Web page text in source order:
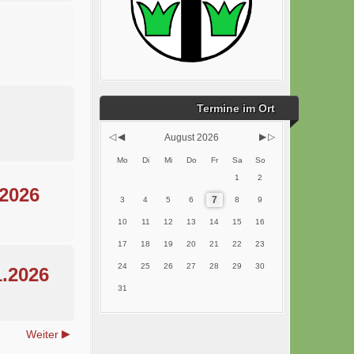
Weiter
Termine im Ort
August 2026
Mo Di Mi Do Fr Sa
So
1
2
3 4 5 6 7 8 9
10 11 12 13 14 15 16
17 18 19 20 21 22 23
24 25 26 27 28 29 30
31